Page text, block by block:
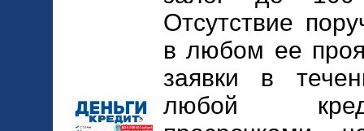
Отсутствие
в любом ее
заявки в
любой